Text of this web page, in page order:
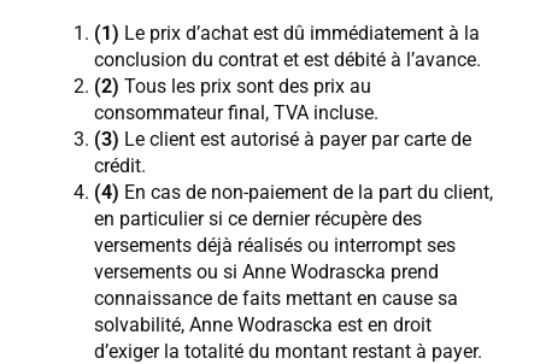
(1) Le prix d’achat est dû immédiatement à la
conclusion du contrat et est débité à l’avance.
(2) Tous les prix sont des prix au
consommateur final, TVA incluse.
(3) Le client est autorisé à payer par carte de
crédit.
(4) En cas de non-paiement de la part du client,
en particulier si ce dernier récupère des
versements déjà réalisés ou interrompt ses
versements ou si Anne Wodrascka prend
connaissance de faits mettant en cause sa
solvabilité, Anne Wodrascka est en droit
d’exiger la totalité du montant restant à payer.